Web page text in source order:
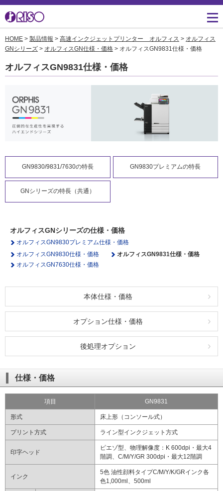
用途・事例紹介 トップ ソリューション
導入事例
素材ダウンロード
サポート トップ よくあるご質問（FAQ）
製品についてのお問い合
ダウンロード
消耗品情報
知る・学ぶTOP かんたん会社案内
広報誌『理想の詩』
数字でわかる理想科学
鹿島アントラーズ応援サ
企業情報TOP ごあいさつ
会社概要
事業拠点一覧
あゆみ
HOME > 製品情報 > 高速インクジェットプリンター オルフィス > オルフィス
GNシリーズ > オルフィスGN仕様・価格 > オルフィスGN9831仕様・価格
オルフィスGN9831仕様・価格
GN9830/9831/7630の特長 GN9830プレミアムの特長
GNシリーズの特長（共通）
オルフィスGNシリーズの仕様・価格
オルフィスGN9830プレミアム仕様・価格
オルフィスGN9830仕様・価格
オルフィスGN9831仕様・価格
オルフィスGN7630仕様・価格
本体仕様・価格
オプション仕様・価格
後処理オプション
仕様・価格
項目 GN9831
形式 床上形（コンソール式）
プリント方式 ライン型インクジェット方式
印字ヘッド
ピエゾ型、物理解像度：K 600dpi・最大4
階調、C/M/Y/GR 300dpi・最大12階調
インク
5色 油性顔料タイプC/M/Y/K/GRインク各
色1,000ml、500ml